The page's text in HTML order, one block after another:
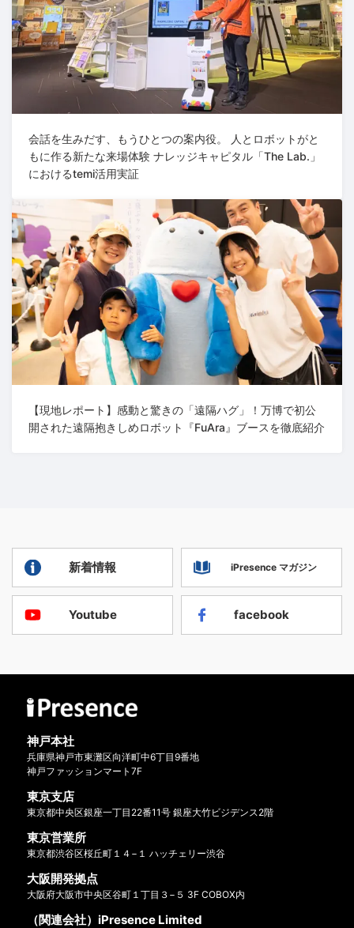
会話を生みだす、もうひとつの案内役。 人とロボットがと
もに作る新たな来場体験 ナレッジキャピタル「The Lab.」
におけるtemi活用実証
【現地レポート】感動と驚きの「遠隔ハグ」！万博で初公
開された遠隔抱きしめロボット『FuAra』ブースを徹底紹介
新着情報 iPresence マガジン
Youtube facebook
神戸本社
兵庫県神戸市東灘区向洋町中6丁目9番地
神戸ファッションマート7F
東京支店
東京都中央区銀座一丁目22番11号 銀座大竹ビジデンス2階
東京営業所
東京都渋谷区桜丘町１４−１ ハッチェリー渋谷
大阪開発拠点
大阪府大阪市中央区谷町１丁目３−５ 3F COBOX内
（関連会社）iPresence Limited